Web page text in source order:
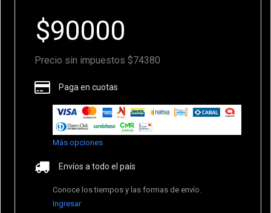
Precio sin impuestos $74380
Paga en cuotas
Más opciones
Envíos a todo el país
Conoce los tiempos y las formas de envío.
Ingresar